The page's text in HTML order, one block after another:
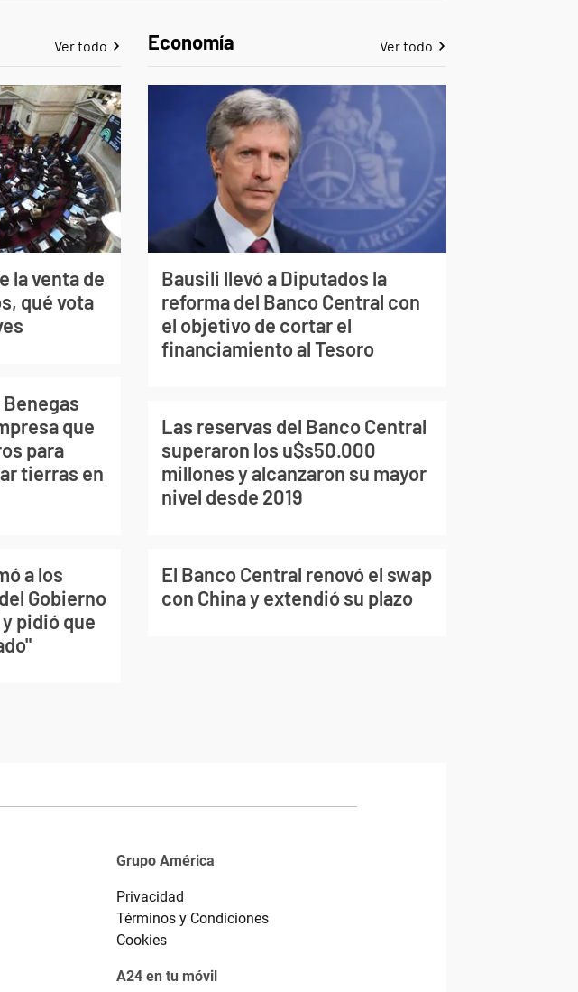
Ver todo
la venta de
qué vota
que
para
tierras en
a los
Gobierno
pidió que
Economía Ver todo
Bausili llevó a Diputados la
reforma del Banco Central con
el objetivo de cortar el
financiamiento al Tesoro
Las reservas del Banco Central
superaron los u$s50.000
millones y alcanzaron su mayor
nivel desde 2019
El Banco Central renovó el swap
con China y extendió su plazo
Grupo América
Privacidad
Términos y Condiciones
Cookies
A24 en tu móvil